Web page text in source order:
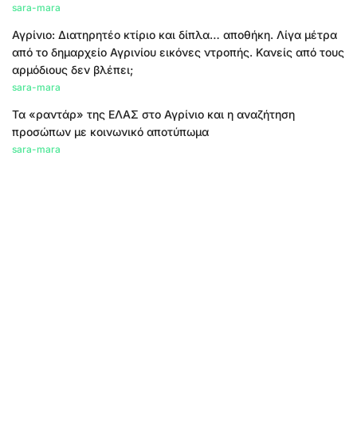
sara-mara
Αγρίνιο: Διατηρητέο κτίριο και δίπλα… αποθήκη. Λίγα μέτρα
από το δημαρχείο Αγρινίου εικόνες ντροπής. Κανείς από τους
αρμόδιους δεν βλέπει;
sara-mara
Τα «ραντάρ» της ΕΛΑΣ στο Αγρίνιο και η αναζήτηση
προσώπων με κοινωνικό αποτύπωμα
sara-mara